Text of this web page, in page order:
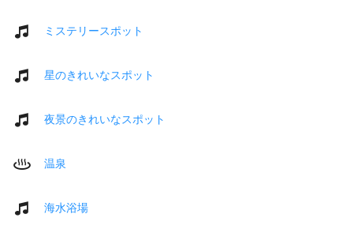
ミステリースポット
星のきれいなスポット
夜景のきれいなスポット
温泉
海水浴場